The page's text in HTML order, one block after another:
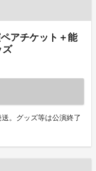
アチケット＋能
ズ
。グッズ等は公演終了